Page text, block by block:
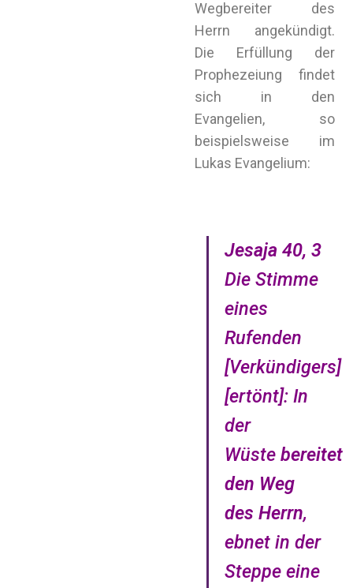
Wegbereiter des
Herrn angekündigt.
Die Erfüllung der
Prophezeiung findet
sich in den
Evangelien, so
beispielsweise im
Lukas Evangelium:
Jesaja 40, 3
Die Stimme
eines
Rufenden
[Verkündigers]
[ertönt]: In
der
Wüstebereitet
den Weg
des Herrn,
ebnet in der
Steppe eine